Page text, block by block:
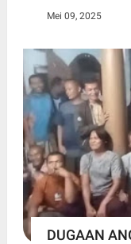
Mei 09, 2025
DUGAAN